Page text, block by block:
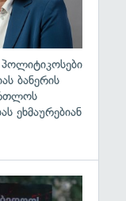
ბანერის
ეხმაურებიან